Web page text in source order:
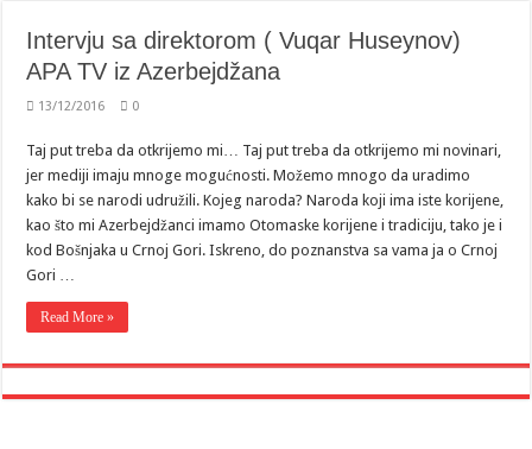
Intervju sa direktorom ( Vuqar Huseynov)
APA TV iz Azerbejdžana
13/12/2016 0
Taj put treba da otkrijemo mi… Taj put treba da otkrijemo mi novinari,
jer mediji imaju mnoge mogućnosti. Možemo mnogo da uradimo
kako bi se narodi udružili. Kojeg naroda? Naroda koji ima iste korijene,
kao što mi Azerbejdžanci imamo Otomaske korijene i tradiciju, tako je i
kod Bošnjaka u Crnoj Gori. Iskreno, do poznanstva sa vama ja o Crnoj
Gori …
Read More »